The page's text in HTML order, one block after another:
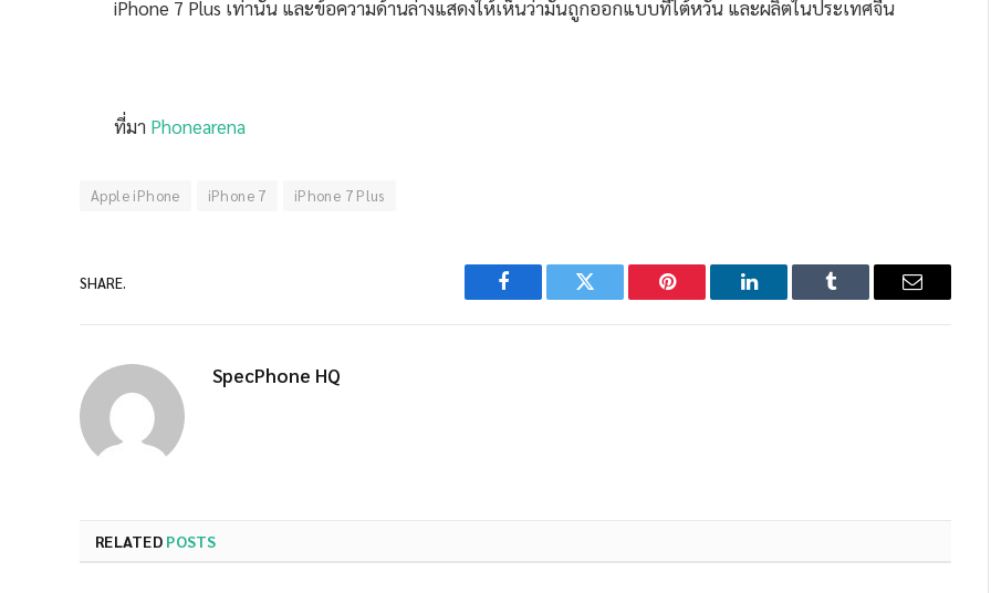
iPhone 7 Plus เท่านั้น และข้อความด้านล่างแสดงให้เห็นว่ามันถูกออกแบบที่ไต้หวัน และผลิตในประเทศจีน
ที่มา Phonearena
Apple iPhone iPhone 7 iPhone 7 Plus
SHARE.
Facebook Twitter Pinterest LinkedIn Tumblr Email
SpecPhone HQ
RELATED POSTS